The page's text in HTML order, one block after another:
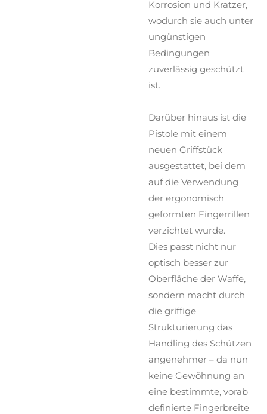
Korrosion und Kratzer,
wodurch sie auch unter
ungünstigen
Bedingungen
zuverlässig geschützt
ist.
Darüber hinaus ist die
Pistole mit einem
neuen Griffstück
ausgestattet, bei dem
auf die Verwendung
der ergonomisch
geformten Fingerrillen
verzichtet wurde.
Dies passt nicht nur
optisch besser zur
Oberfläche der Waffe,
sondern macht durch
die griffige
Strukturierung das
Handling des Schützen
angenehmer – da nun
keine Gewöhnung an
eine bestimmte, vorab
definierte Fingerbreite